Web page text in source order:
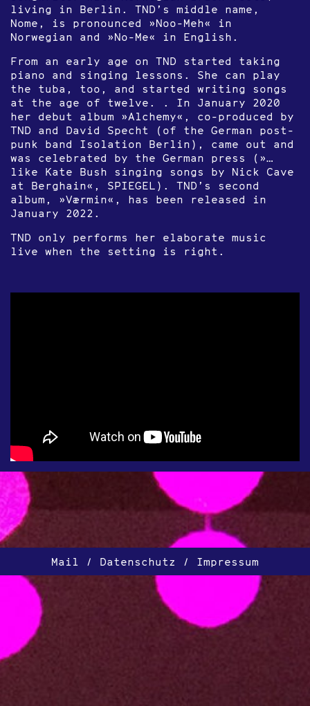
living in Berlin. TND’s middle name,
Nome, is pronounced »Noo-Meh« in
Norwegian and »No-Me« in English.
From an early age on TND started taking
piano and singing lessons. She can play
the tuba, too, and started writing songs
at the age of twelve. . In January 2020
her debut album »Alchemy«, co-produced by
TND and David Specht (of the German post-
punk band Isolation Berlin), came out and
was celebrated by the German press (»…
like Kate Bush singing songs by Nick Cave
at Berghain«, SPIEGEL). TND’s second
album, »Værmin«, has been released in
January 2022.
TND only performs her elaborate music
live when the setting is right.
Mail Datenschutz Impressum